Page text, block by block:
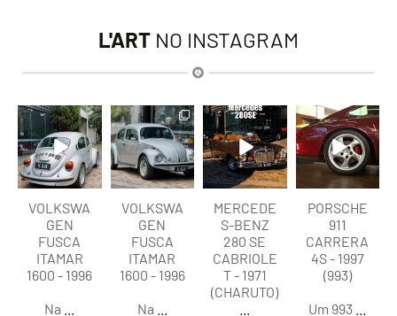
L'ART NO INSTAGRAM
lart.br
Ago 6
VOLKSWA
GEN
FUSCA
ITAMAR
1600 - 1996
Na
lart.br
Ago 6
VOLKSWA
GEN
FUSCA
ITAMAR
1600 - 1996
Na
lart.br
Ago 5
MERCEDE
S-BENZ
280 SE
CABRIOLE
T - 1971
(CHARUTO)
lart.br
Ago 5
PORSCHE
911
CARRERA
4S - 1997
(993)
Um 993